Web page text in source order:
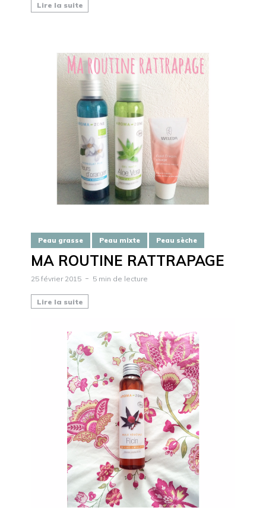
Lire la suite
Peau grasse Peau mixte Peau sèche
MA ROUTINE RATTRAPAGE
25 février 2015 5 min de lecture
Lire la suite